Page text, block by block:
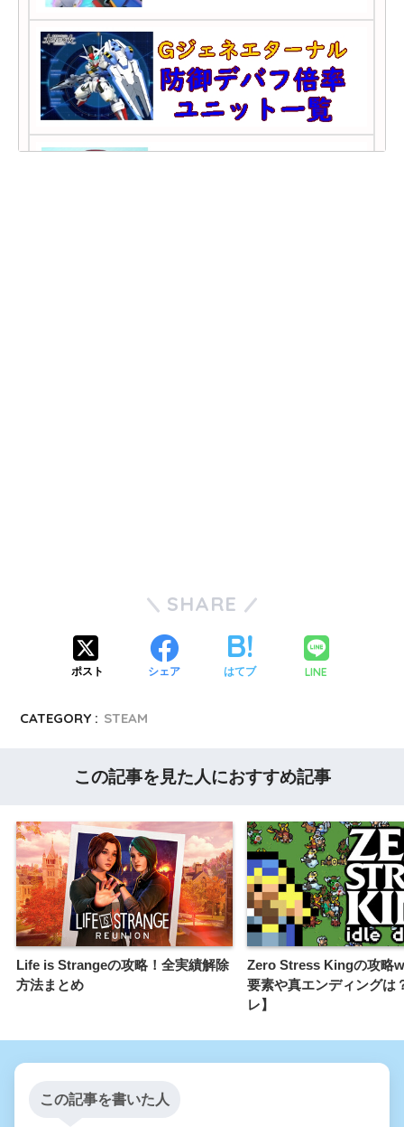
SHARE
ポスト シェア はてブ LINE
CATEGORY : STEAM
この記事を見た人におすすめ記事
Life is Strangeの攻略！全実績解除
方法まとめ
Zero Stress Kingの攻略
要素や真エンディングは
レ】
この記事を書いた人